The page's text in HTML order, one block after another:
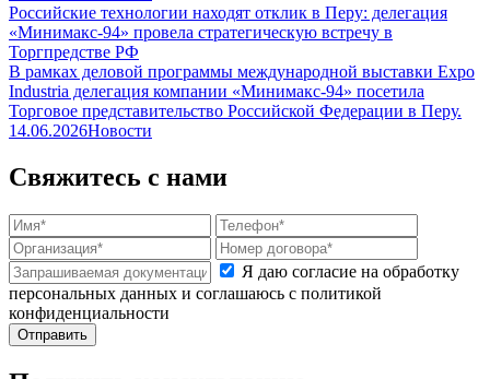
Российские технологии находят отклик в Перу: делегация
«Минимакс-94» провела стратегическую встречу в
Торгпредстве РФ
В рамках деловой программы международной выставки Expo
Industria делегация компании «Минимакс-94» посетила
Торговое представительство Российской Федерации в Перу.
14.06.2026Новости
Свяжитесь с нами
Я даю согласие на обработку
персональных данных и соглашаюсь с политикой
конфиденциальности